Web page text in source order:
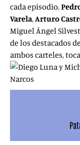
cada episodio.
Varela,Arturo
Miguel Ángel
de los destacados
ambos carteles,